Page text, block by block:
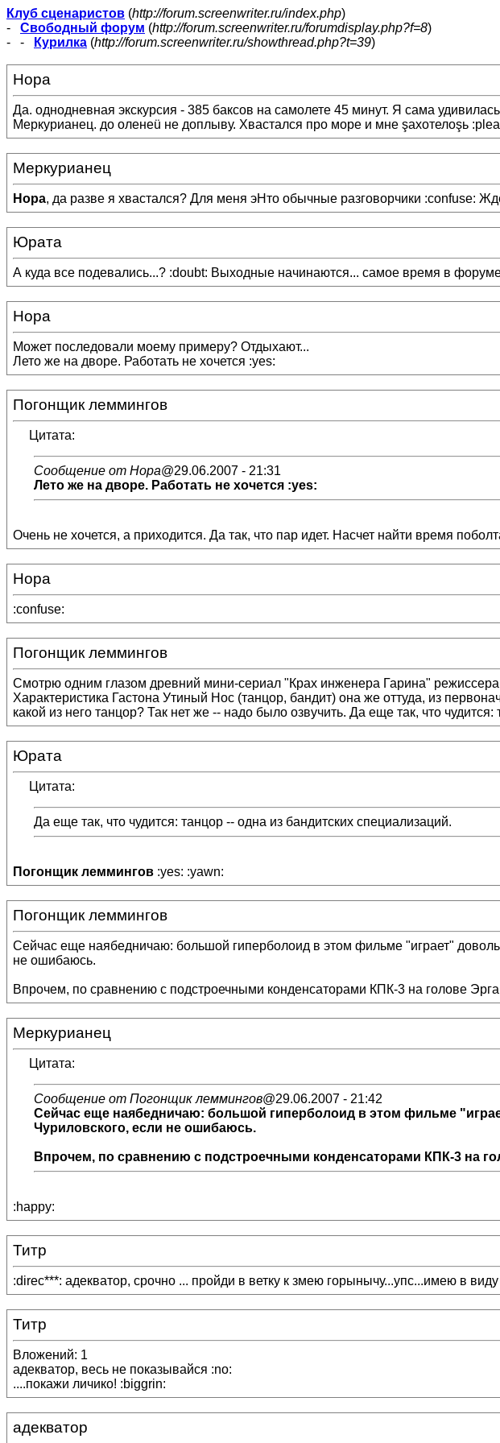
Клуб сценаристов (http://forum.screenwriter.ru/index.php)
- Свободный форум (http://forum.screenwriter.ru/forumdisplay.php?f=8)
- -
Курилка (http://forum.screenwriter.ru/showthread.php?t=39)
Нора
Да. однодневная экскурсия - 385 баксов на самолете 45 минут. Я сама
Меркурианец. до оленеü не доплыву. Хвастался про море и мне şахотелоşь
Меркурианец
Нора, да разве я хвастался? Для меня эНто обычные разговорчики :confuse:
Юрата
А куда все подевались...? :doubt: Выходные начинаются... самое время в
Нора
Может последовали моему примеру? Отдыхают...
Лето же на дворе. Работать не хочется :yes:
Погонщик леммингов
Цитата:
Сообщение от Нора@29.06.2007 - 21:31
Лето же на дворе. Работать не хочется :yes:
Очень не хочется, а приходится. Да так, что пар идет. Насчет найти время
Нора
:confuse:
Погонщик леммингов
Смотрю одним глазом древний мини-сериал "Крах инженера Гарина"
Характеристика Гастона Утиный Нос (танцор, бандит) она же оттуда, из
какой из него танцор? Так нет же -- надо было озвучить. Да еще так, что
Юрата
Цитата:
Да еще так, что чудится: танцор -- одна из бандитских специализаций.
Погонщик леммингов :yes: :yawn:
Погонщик леммингов
Сейчас еще наябедничаю: большой гиперболоид в этом фильме "играет"
не ошибаюсь.
Впрочем, по сравнению с подстроечными конденсаторами КПК-3 на голове
Меркурианец
Цитата:
Сообщение от Погонщик леммингов@29.06.2007 - 21:42
Сейчас еще наябедничаю: большой гиперболоид в этом фильме
Чуриловского, если не ошибаюсь.
Впрочем, по сравнению с подстроечными конденсаторами КПК-3 на
:happy:
Титр
:direc***: адекватор, срочно ... пройди в ветку к змею горынычу...упс...имею в
Титр
Вложений: 1
адекватор, весь не показывайся :no:
....покажи личико! :biggrin:
адекватор